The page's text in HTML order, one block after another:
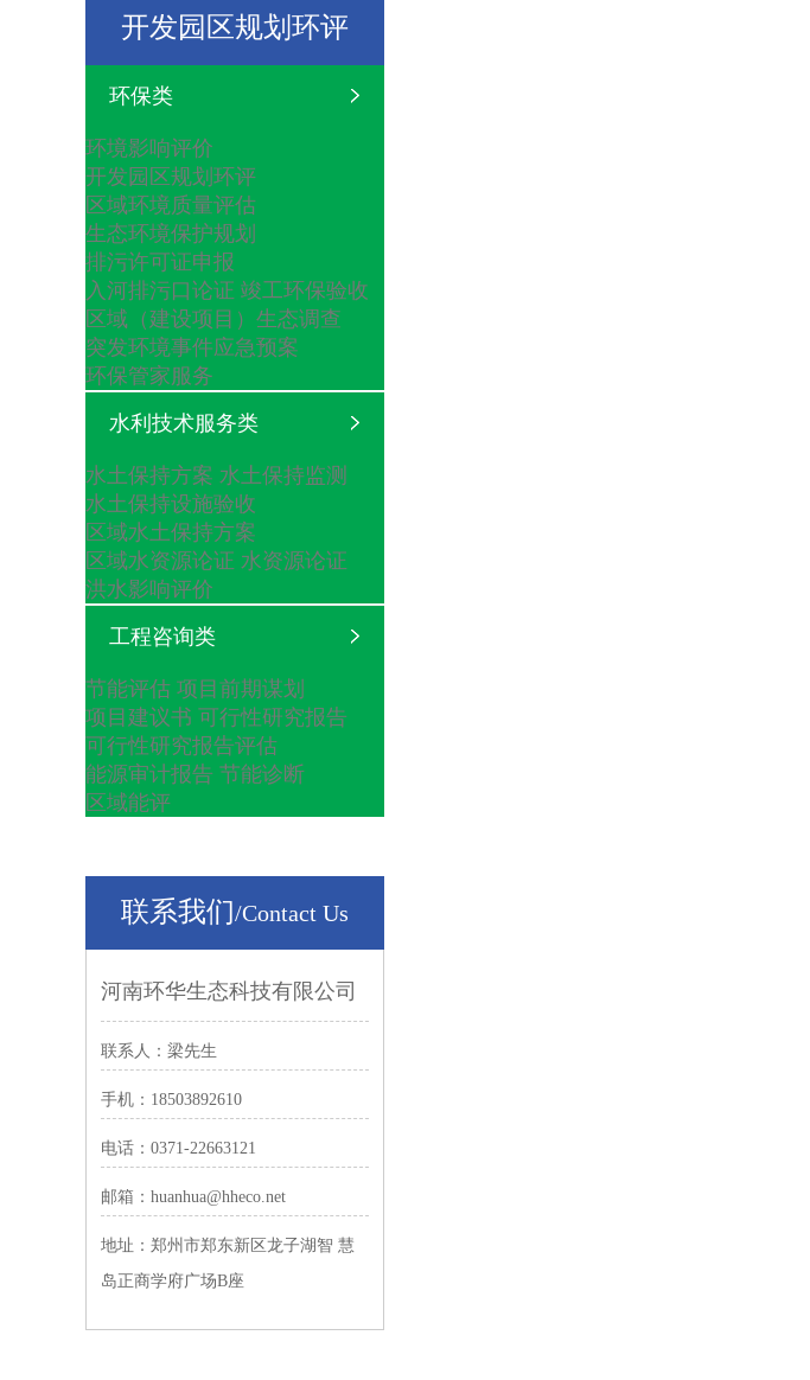
开发园区规划环评
/kaifayuanquguihuahuanping
环保类
环境影响评价
开发园区规划环评
区域环境质量评估
生态环境保护规划
排污许可证申报
入河排污口论证 竣工环保验收
区域（建设项目）生态调查
突发环境事件应急预案
环保管家服务
水利技术服务类
水土保持方案 水土保持监测
水土保持设施验收
区域水土保持方案
区域水资源论证 水资源论证
洪水影响评价
工程咨询类
节能评估 项目前期谋划
项目建议书 可行性研究报告
可行性研究报告评估
能源审计报告 节能诊断
区域能评
联系我们/Contact Us
河南环华生态科技有限公司
联系人：梁先生
手机：18503892610
电话：0371-22663121
邮箱：huanhua@hheco.net
地址：郑州市郑东新区龙子湖智 慧
岛正商学府广场B座